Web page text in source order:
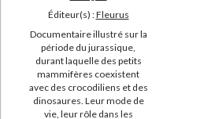
Éditeur(s) :Fleurus
Documentaire illustré sur la
période du jurassique,
durant laquelle des petits
mammifères coexistent
avec des crocodiliens et des
dinosaures. Leur mode de
vie, leur rôle dans les